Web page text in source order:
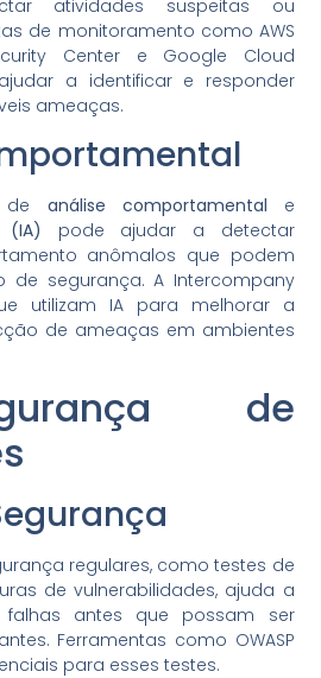
atividades suspeitas ou
de monitoramento como AWS
Center e Google Cloud
a identificar e responder
ameaças.
de análise comportamental e
(IA) pode ajudar a detectar
anômalos que podem
de segurança. A Intercompany
utilizam IA para melhorar a
de ameaças em ambientes
de
regulares, como testes de
de vulnerabilidades, ajuda a
falhas antes que possam ser
Ferramentas como OWASP
para esses testes.